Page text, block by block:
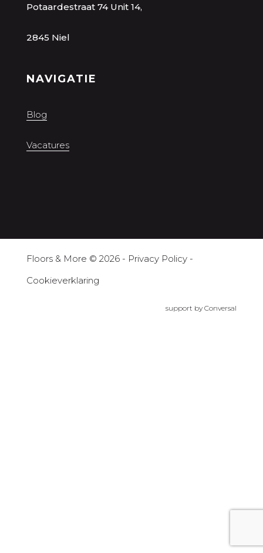
Potaardestraat 74 Unit 14,
2845 Niel
NAVIGATIE
Blog
Vacatures
Floors & More © 2026 - Privacy Policy-
Cookieverklaring
support byConversal